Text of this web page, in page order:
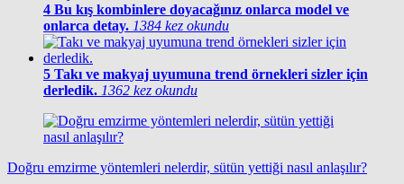
4 Bu kış kombinlere doyacağınız onlarca model ve
onlarca detay. 1384 kez okundu
5 Takı ve makyaj uyumuna trend örnekleri sizler için
derledik. 1362 kez okundu
Doğru emzirme yöntemleri nelerdir, sütün yettiği nasıl anlaşılır?